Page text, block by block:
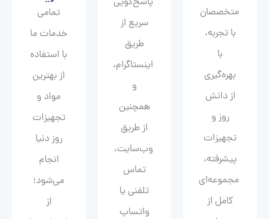
متخصصان
با تجربه،
با
بهره‌گیری
از دانش
روز و
تجهیزات
پیشرفته،
مجموعه‌ای
کامل از
سریع از
طریق
اینستاگرام،
و
همچنین
از طریق
وب‌سایت،
تماس
تلفنی یا
واتساپ
تمامی
خدمات ما
با استفاده
از بهترین
مواد و
تجهیزات
روز دنیا
انجام
می‌شود؛
از